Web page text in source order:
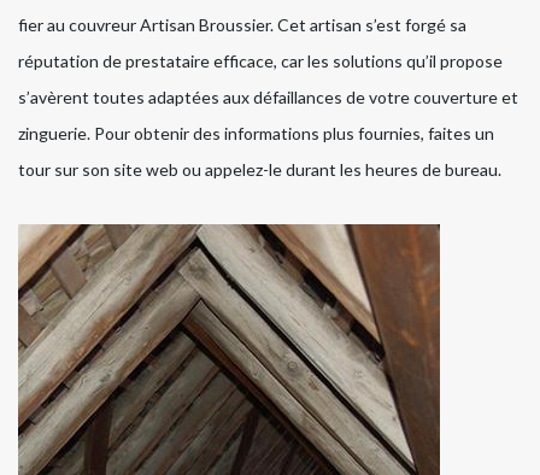
fier au couvreur Artisan Broussier. Cet artisan s’est forgé sa
réputation de prestataire efficace, car les solutions qu’il propose
s’avèrent toutes adaptées aux défaillances de votre couverture et
zinguerie. Pour obtenir des informations plus fournies, faites un
tour sur son site web ou appelez-le durant les heures de bureau.